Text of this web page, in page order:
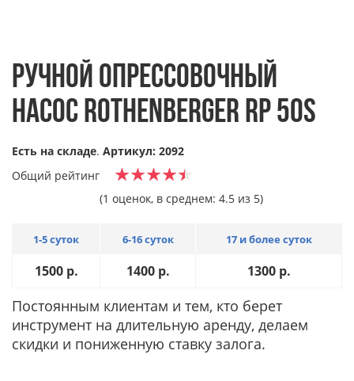
РУЧНОЙ ОПРЕССОВОЧНЫЙ
НАСОС ROTHENBERGER RP 50S
Есть на складе. Артикул: 2092
Общий рейтинг
(1 оценок, в среднем: 4.5 из 5)
1-5 суток 6-16 суток 17 и более суток
1500 р. 1400 р. 1300 р.
Постоянным клиентам и тем, кто берет
инструмент на длительную аренду, делаем
скидки и пониженную ставку залога.